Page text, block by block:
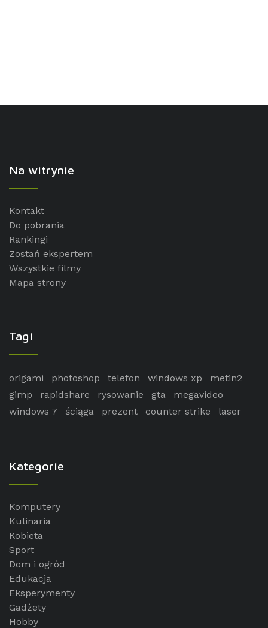
Na witrynie
Kontakt
Do pobrania
Rankingi
Zostań ekspertem
Wszystkie filmy
Mapa strony
Tagi
origami photoshop telefon windows xp
metin2
gimp
rapidshare rysowanie gta
megavideo
windows 7
ściąga prezent counter strike laser
Kategorie
Komputery
Kulinaria
Kobieta
Sport
Dom i ogród
Edukacja
Eksperymenty
Gadżety
Hobby